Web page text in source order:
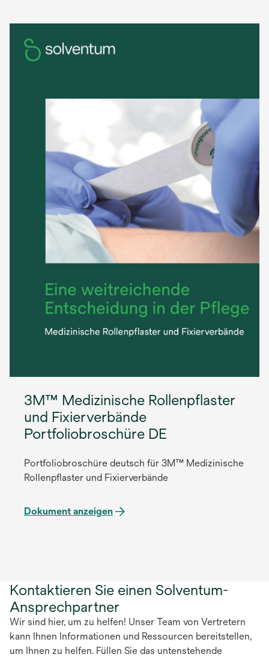
3M™ Medizinische Rollenpflaster
und Fixierverbände
Portfoliobroschüre DE
Portfoliobroschüre deutsch für 3M™ Medizinische
Rollenpflaster und Fixierverbände
Dokument anzeigen
Kontaktieren Sie einen Solventum-
Ansprechpartner
Wir sind hier, um zu helfen! Unser Team von Vertretern
kann Ihnen Informationen und Ressourcen bereitstellen,
um Ihnen zu helfen. Füllen Sie das untenstehende